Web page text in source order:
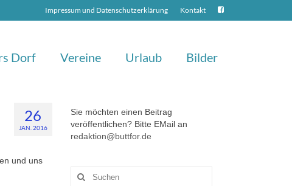
Impressum und Datenschutzerklärung Kontakt
Dorf Vereine Urlaub Bilder
26
JAN. 2016
und uns
Sie möchten einen Beitrag
veröffentlichen? Bitte EMail an
redaktion@buttfor.de
Suchen